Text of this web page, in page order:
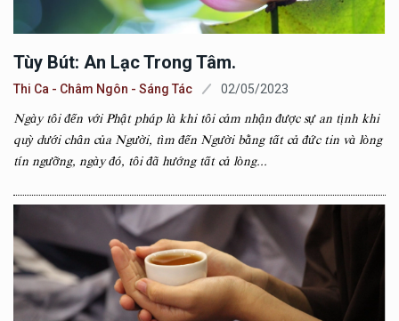
Tùy Bút: An Lạc Trong Tâm.
Thi Ca - Châm Ngôn - Sáng Tác 02/05/2023
Ngày tôi đến với Phật pháp là khi tôi cảm nhận được sự an tịnh khi
quỳ dưới chân của Người, tìm đến Người bằng tất cả đức tin và lòng
tín ngưỡng, ngày đó, tôi đã hướng tất cả lòng...